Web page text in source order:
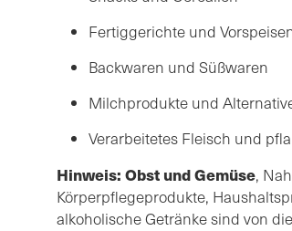
Fertiggerichte und
Backwaren und Süßwaren
Milchprodukte und
Verarbeitetes Fleisch und
Hinweis: Obst und Gemüse,
Körperpflegeprodukte,
alkoholische Getränke sind von